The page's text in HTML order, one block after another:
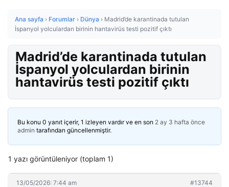
Ana sayfa › Forumlar › Dünya › Madrid’de karantinada tutulan
İspanyol yolculardan birinin hantavirüs testi pozitif çıktı
Madrid’de karantinada tutulan
İspanyol yolculardan birinin
hantavirüs testi pozitif çıktı
Bu konu 0 yanıt içerir, 1 izleyen vardır ve en son 2 ay 3 hafta önce
admin tarafından güncellenmiştir.
1 yazı görüntüleniyor (toplam 1)
13/05/2026: 7:44 am #13744